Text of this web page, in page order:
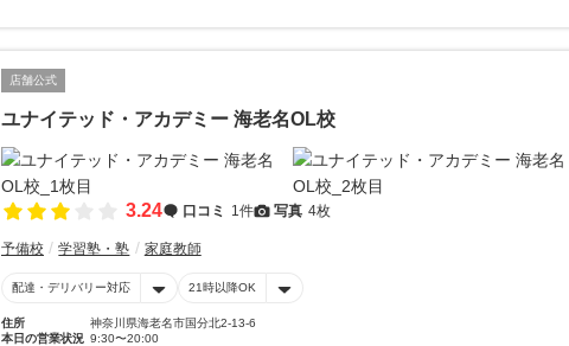
店舗公式
ユナイテッド・アカデミー 海老名OL校
3.24 口コミ 1件 写真 4枚
予備校 学習塾・塾 家庭教師
配達・デリバリー対応 21時以降OK
住所
神奈川県海老名市国分北2-13-6
本日の営業状況 9:30〜20:00